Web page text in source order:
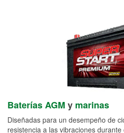
Baterías AGM y marinas
Diseñadas para un desempeño de
resistencia a las vibraciones